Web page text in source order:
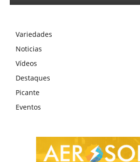
Variedades
Noticias
Vídeos
Destaques
Picante
Eventos